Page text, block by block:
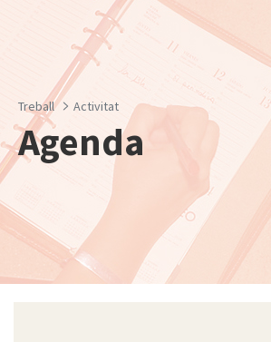
Treball Activitat
Agenda